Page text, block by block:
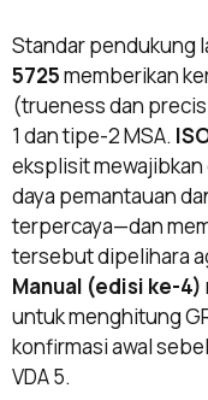
Standar pendukung
5725memberikan
(trueness dan
1 dan tipe-2 MSA.
eksplisit
daya pemantauan
terpercaya—dan
tersebut dipelihara
Manual (edisi ke-4)
untuk menghitung
konfirmasi awal
VDA 5.